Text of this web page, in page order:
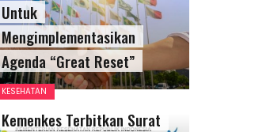
Untuk
Mengimplementasikan
Agenda “Great Reset”
KESEHATAN
Kemenkes Terbitkan Surat